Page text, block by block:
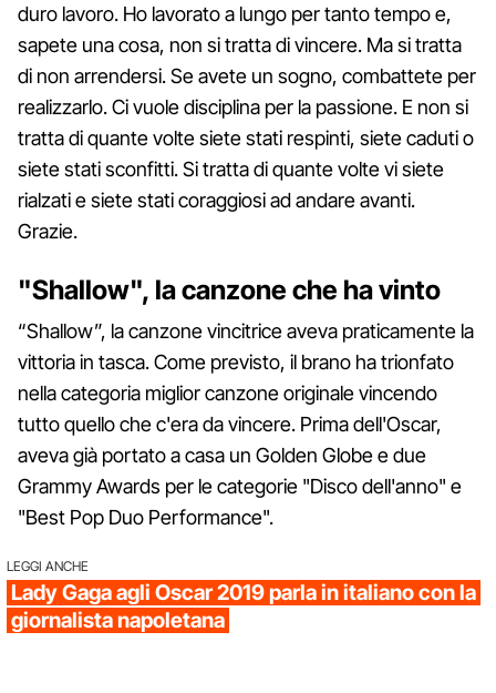
duro lavoro. Ho lavorato a lungo per tanto tempo e,
sapete una cosa, non si tratta di vincere. Ma si tratta
di non arrendersi. Se avete un sogno, combattete per
realizzarlo. Ci vuole disciplina per la passione. E non si
tratta di quante volte siete stati respinti, siete caduti o
siete stati sconfitti. Si tratta di quante volte vi siete
rialzati e siete stati coraggiosi ad andare avanti.
Grazie.
"Shallow", la canzone che ha vinto
“Shallow”, la canzone vincitrice aveva praticamente la
vittoria in tasca. Come previsto, il brano ha trionfato
nella categoria miglior canzone originale vincendo
tutto quello che c'era da vincere. Prima dell'Oscar,
aveva già portato a casa un Golden Globe e due
Grammy Awards per le categorie "Disco dell'anno" e
"Best Pop Duo Performance".
LEGGI ANCHE
Lady Gaga agli Oscar 2019 parla in italiano con la
giornalista napoletana